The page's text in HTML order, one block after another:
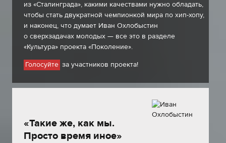
из «Сталинграда», какими качествами нужно обладать,
чтобы стать двукратной чемпионкой мира по хип-хопу,
и наконец, что думает Иван Охлобыстин
о сверхзадачах молодых — все это в разделе
«Культура» проекта «Поколение».
Голосуйте за участников проекта!
«Такие же, как мы.
Просто время иное»